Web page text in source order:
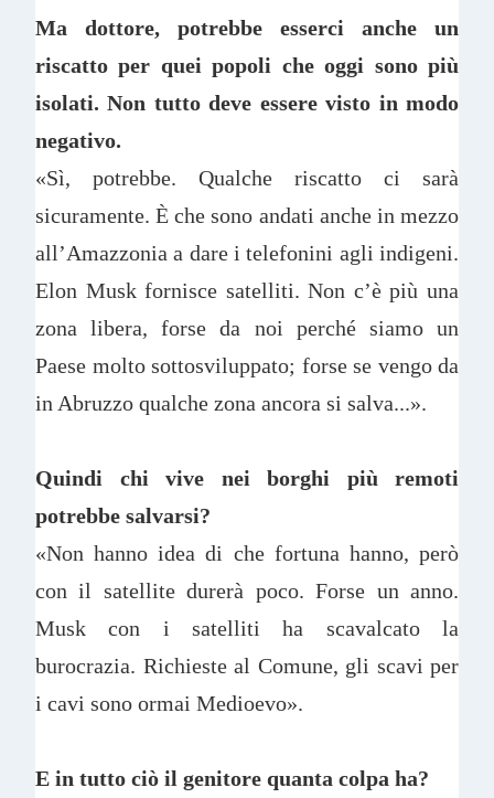
Ma dottore, potrebbe esserci anche un
riscatto per quei popoli che oggi sono più
isolati. Non tutto deve essere visto in modo
negativo.
«Sì, potrebbe. Qualche riscatto ci sarà
sicuramente. È che sono andati anche in mezzo
all’Amazzonia a dare i telefonini agli indigeni.
Elon Musk fornisce satelliti. Non c’è più una
zona libera, forse da noi perché siamo un
Paese molto sottosviluppato; forse se vengo da
in Abruzzo qualche zona ancora si salva...».
Quindi chi vive nei borghi più remoti
potrebbe salvarsi?
«Non hanno idea di che fortuna hanno, però
con il satellite durerà poco. Forse un anno.
Musk con i satelliti ha scavalcato la
burocrazia. Richieste al Comune, gli scavi per
i cavi sono ormai Medioevo».
E in tutto ciò il genitore quanta colpa ha?